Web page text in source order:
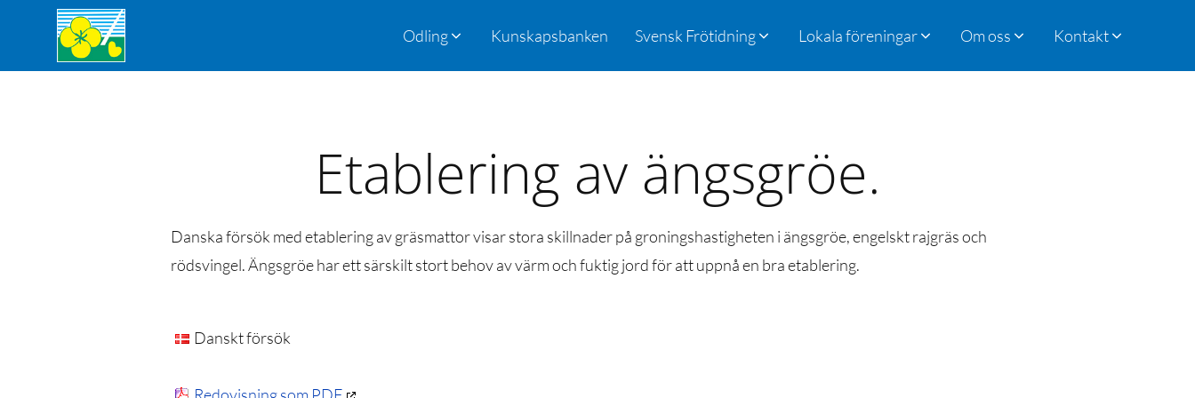
Odling Kunskapsbanken Svensk Frötidning Lokala föreningar Om oss Kontakt
Etablering av ängsgröe.
Danska försök med etablering av gräsmattor visar stora skillnader på groningshastigheten i ängsgröe, engelskt rajgräs och
rödsvingel. Ängsgröe har ett särskilt stort behov av värm och fuktig jord för att uppnå en bra etablering.
Danskt försök